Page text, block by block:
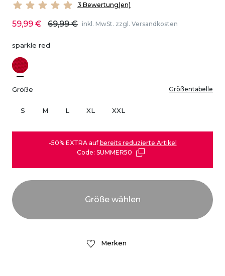
3 Bewertung(en)
59,99 € 69,99 € inkl. MwSt. zzgl. Versandkosten
sparkle red
Größe Größentabelle
S M L XL XXL
-50% EXTRA auf bereits reduzierte Artikel
Code: SUMMER50
Merken